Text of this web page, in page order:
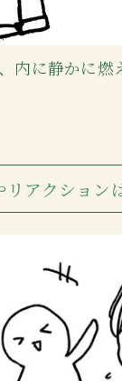
内に静かに燃
アクション